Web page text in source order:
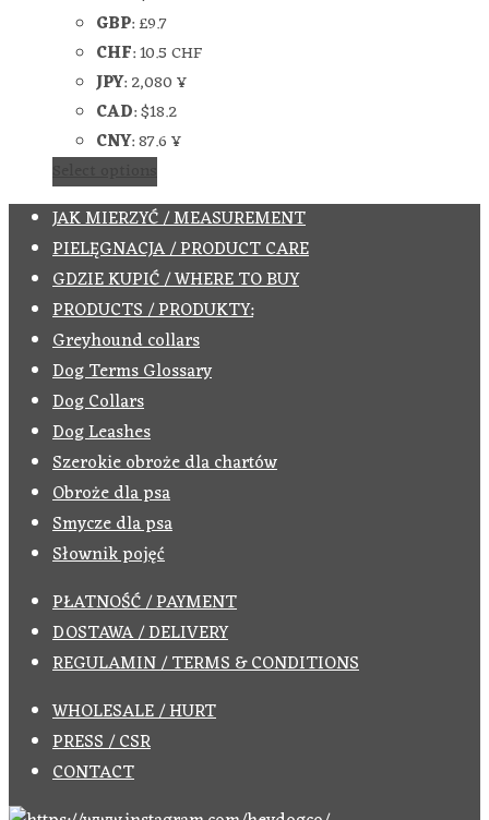
GBP:£9.7
CHF:10.5 CHF
JPY:2,080 ¥
CAD:$18.2
CNY:87.6 ¥
JAK MIERZYĆ / MEASUREMENT
PIELĘGNACJA / PRODUCT CARE
GDZIE KUPIĆ / WHERE TO BUY
PRODUCTS / PRODUKTY:
Greyhound collars
Dog Terms Glossary
Dog Collars
Dog Leashes
Szerokie obroże dla chartów
Obroże dla psa
Smycze dla psa
Słownik pojęć
PŁATNOŚĆ / PAYMENT
DOSTAWA / DELIVERY
REGULAMIN / TERMS & CONDITIONS
WHOLESALE / HURT
PRESS / CSR
CONTACT